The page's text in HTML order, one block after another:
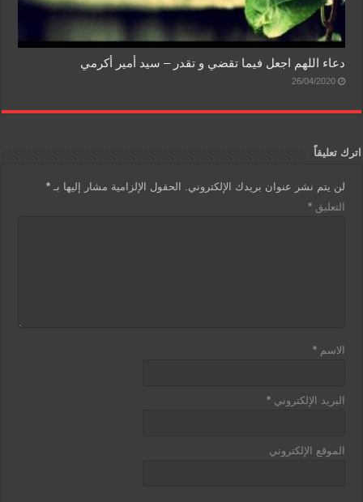
دعاء اللهم اجعل فيما تقضي و تقدر – سيد أمير أكرمي
26/04/2020
اترك تعليقاً
لن يتم نشر عنوان بريدك الإلكتروني. الحقول الإلزامية مشار إليها بـ*
التعليق*
الاسم*
البريد الإلكتروني*
الموقع الإلكتروني